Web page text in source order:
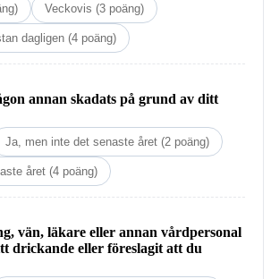
Veckovis (3 poäng)
dagligen (4 poäng)
annan skadats på grund av ditt
Ja, men inte det senaste året (2 poäng)
året (4 poäng)
vän, läkare eller annan vårdpersonal
drickande eller föreslagit att du